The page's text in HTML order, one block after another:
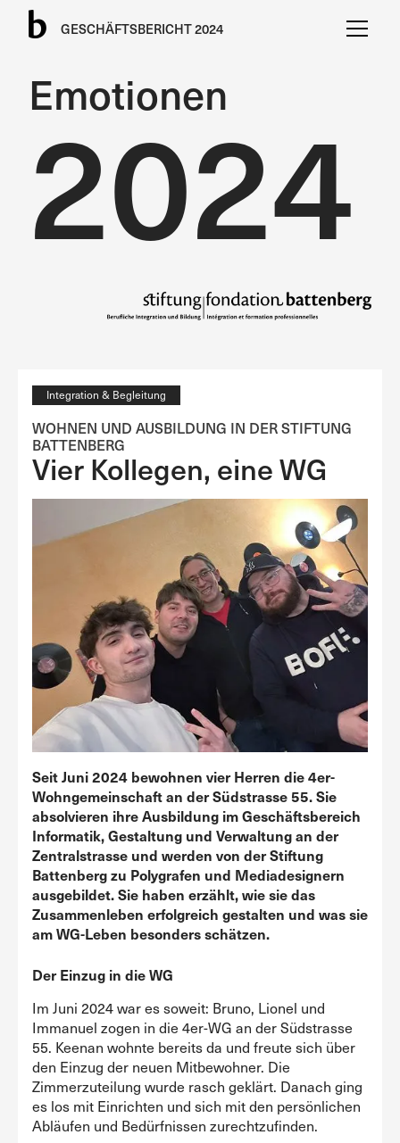
GESCHÄFTSBERICHT 2024
Emotionen
2024
Integration & Begleitung
WOHNEN UND AUSBILDUNG IN DER STIFTUNG
BATTENBERG
Vier Kollegen, eine WG
Seit Juni 2024 bewohnen vier Herren die 4er-
Wohngemeinschaft an der Südstrasse 55. Sie
absolvieren ihre Ausbildung im Geschäftsbereich
Informatik, Gestaltung und Verwaltung an der
Zentralstrasse und werden von der Stiftung
Battenberg zu Polygrafen und Mediadesignern
ausgebildet. Sie haben erzählt, wie sie das
Zusammenleben erfolgreich gestalten und was sie
am WG-Leben besonders schätzen.
Der Einzug in die WG
Im Juni 2024 war es soweit: Bruno, Lionel und
Immanuel zogen in die 4er-WG an der Südstrasse
55. Keenan wohnte bereits da und freute sich über
den Einzug der neuen Mitbewohner. Die
Zimmerzuteilung wurde rasch geklärt. Danach ging
es los mit Einrichten und sich mit den persönlichen
Abläufen und Bedürfnissen zurechtzufinden.